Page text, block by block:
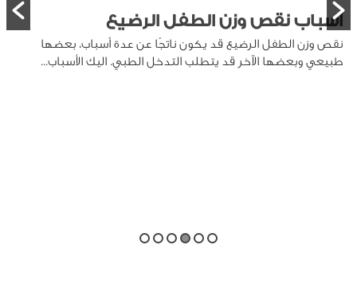
أسباب نقص وزن الطفل الرضيع
نقص وزن الطفل الرضيع قد يكون ناتجًا عن عدة أسباب، بعضها
طبيعي وبعضها الآخر قد يتطلب التدخل الطبي. اليك الأسباب...